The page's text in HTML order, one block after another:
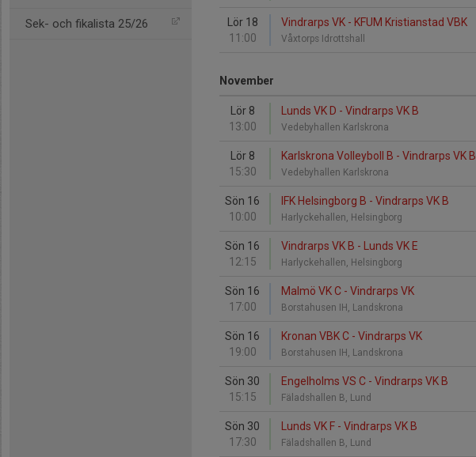
Sek- och fikalista 25/26
Lör 18
11:00
Vindrarps VK - KFUM Kristianstad VBK
Våxtorps Idrottshall
November
Lör 8
13:00
Lunds VK D - Vindrarps VK B
Vedebyhallen Karlskrona
Lör 8
15:30
Karlskrona Volleyboll B - Vindrarps VK B
Vedebyhallen Karlskrona
Sön 16
10:00
IFK Helsingborg B - Vindrarps VK B
Harlyckehallen, Helsingborg
Sön 16
12:15
Vindrarps VK B - Lunds VK E
Harlyckehallen, Helsingborg
Sön 16
17:00
Malmö VK C - Vindrarps VK
Borstahusen IH, Landskrona
Sön 16
19:00
Kronan VBK C - Vindrarps VK
Borstahusen IH, Landskrona
Sön 30
15:15
Engelholms VS C - Vindrarps VK B
Fäladshallen B, Lund
Sön 30
17:30
Lunds VK F - Vindrarps VK B
Fäladshallen B, Lund